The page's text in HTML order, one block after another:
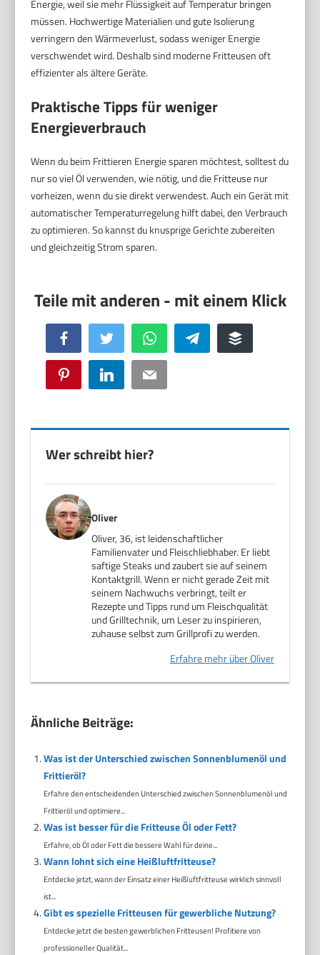
Energie, weil sie mehr Flüssigkeit auf Temperatur bringen
müssen. Hochwertige Materialien und gute Isolierung
verringern den Wärmeverlust, sodass weniger Energie
verschwendet wird. Deshalb sind moderne Fritteusen oft
effizienter als ältere Geräte.
Praktische Tipps für weniger
Energieverbrauch
Wenn du beim Frittieren Energie sparen möchtest, solltest du
nur so viel Öl verwenden, wie nötig, und die Fritteuse nur
vorheizen, wenn du sie direkt verwendest. Auch ein Gerät mit
automatischer Temperaturregelung hilft dabei, den Verbrauch
zu optimieren. So kannst du knusprige Gerichte zubereiten
und gleichzeitig Strom sparen.
Facebook Twitter WhatsApp Telegram Buffer
Pinterest LinkedIn Email
Wer schreibt hier?
Oliver
Oliver, 36, ist leidenschaftlicher
Familienvater und Fleischliebhaber. Er liebt
saftige Steaks und zaubert sie auf seinem
Kontaktgrill. Wenn er nicht gerade Zeit mit
seinem Nachwuchs verbringt, teilt er
Rezepte und Tipps rund um Fleischqualität
und Grilltechnik, um Leser zu inspirieren,
zuhause selbst zum Grillprofi zu werden.
Erfahre mehr über Oliver
Ähnliche Beiträge:
Was ist der Unterschied zwischen Sonnenblumenöl und
Frittieröl?
Erfahre den entscheidenden Unterschied zwischen Sonnenblumenöl und
Frittieröl und optimiere...
Was ist besser für die Fritteuse Öl oder Fett?
Erfahre, ob Öl oder Fett die bessere Wahl für deine...
Wann lohnt sich eine Heißluftfritteuse?
Entdecke jetzt, wann der Einsatz einer Heißluftfritteuse wirklich sinnvoll
ist...
Gibt es spezielle Fritteusen für gewerbliche Nutzung?
Entdecke jetzt die besten gewerblichen Fritteusen! Profitiere von
professioneller Qualität...